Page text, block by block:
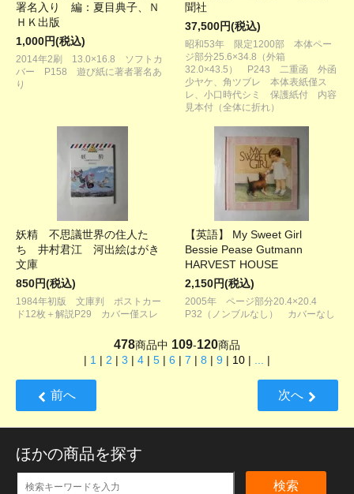
署名入り 編：夏目典子、Ｎ
ＨＫ出版
1,000円(税込)
2014年2刷 13.0×16.8 ソフトカ
バー P158 遊び紙に著者署名あ
り
聞社
37,500円(税込)
昭和53年 限定1200部 本体ペー
ジ部分25.6×34.8（外箱
32.0×43.5） P243 二重函 外函
少ヤケ、角ツブレ 本体表紙僅ス
レ、小口時代シミ 保護紙付 内容
見本付（全体に折れ）
妖精 不思議世界の住人た
ち 井村君江 河出絵はがき
文庫
850円(税込)
1984年初版 文庫判 ポストカー
ド12枚＋解説P29 カバー僅スレ
【英語】 My Sweet Girl
Bessie Pease Gutmann
HARVEST HOUSE
2,150円(税込)
2005年 ページ部分20.4×20.4
P32（ノンブルなし） カバーなし
478商品中 109-120商品
| 1 | 2 | 3 | 4 | 5 | 6 | 7 | 8 | 9 | 10 | ... |
前へ 次へ
ほかの商品を探す
検索